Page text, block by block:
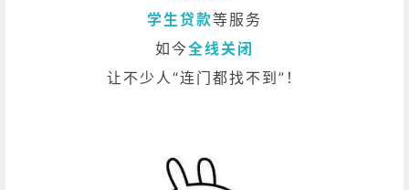
学生贷款等服务
如今全线关闭
让不少人“连门都找不到”！